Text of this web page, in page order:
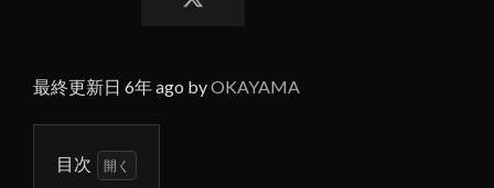
最終更新日 6年 ago byOKAYAMA
目次